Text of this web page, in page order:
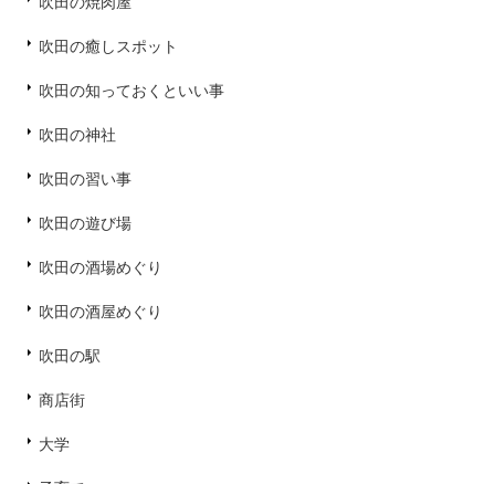
吹田の癒しスポット
吹田の知っておくといい事
吹田の神社
吹田の習い事
吹田の遊び場
吹田の酒場めぐり
吹田の酒屋めぐり
吹田の駅
商店街
大学